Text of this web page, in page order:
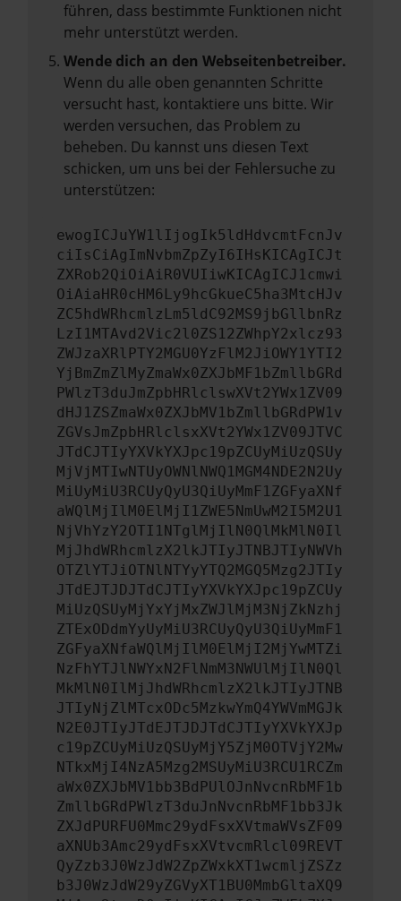
führen, dass bestimmte Funktionen nicht
mehr unterstützt werden.
Wende dich an den Webseitenbetreiber.
Wenn du alle oben genannten Schritte
versucht hast, kontaktiere uns bitte. Wir
werden versuchen, das Problem zu
beheben. Du kannst uns diesen Text
schicken, um uns bei der Fehlersuche zu
unterstützen:
ewogICJuYW1lIjogIk5ldHdvcmtFcnJv
ciIsCiAgImNvbmZpZyI6IHsKICAgICJt
ZXRob2QiOiAiR0VUIiwKICAgICJ1cmwi
OiAiaHR0cHM6Ly9hcGkueC5ha3MtcHJv
ZC5hdWRhcmlzLm5ldC92MS9jbGllbnRz
LzI1MTAvd2Vic2l0ZS12ZWhpY2xlcz93
ZWJzaXRlPTY2MGU0YzFlM2JiOWY1YTI2
YjBmZmZlMyZmaWx0ZXJbMF1bZmllbGRd
PWlzT3duJmZpbHRlclswXVt2YWx1ZV09
dHJ1ZSZmaWx0ZXJbMV1bZmllbGRdPW1v
ZGVsJmZpbHRlclsxXVt2YWx1ZV09JTVC
JTdCJTIyYXVkYXJpc19pZCUyMiUzQSUy
MjVjMTIwNTUyOWNlNWQ1MGM4NDE2N2Uy
MiUyMiU3RCUyQyU3QiUyMmF1ZGFyaXNf
aWQlMjIlM0ElMjI1ZWE5NmUwM2I5M2U1
NjVhYzY2OTI1NTglMjIlN0QlMkMlN0Il
MjJhdWRhcmlzX2lkJTIyJTNBJTIyNWVh
OTZlYTJiOTNlNTYyYTQ2MGQ5Mzg2JTIy
JTdEJTJDJTdCJTIyYXVkYXJpc19pZCUy
MiUzQSUyMjYxYjMxZWJlMjM3NjZkNzhj
ZTExODdmYyUyMiU3RCUyQyU3QiUyMmF1
ZGFyaXNfaWQlMjIlM0ElMjI2MjYwMTZi
NzFhYTJlNWYxN2FlNmM3NWUlMjIlN0Ql
MkMlN0IlMjJhdWRhcmlzX2lkJTIyJTNB
JTIyNjZlMTcxODc5MzkwYmQ4YWVmMGJk
N2E0JTIyJTdEJTJDJTdCJTIyYXVkYXJp
c19pZCUyMiUzQSUyMjY5ZjM0OTVjY2Mw
NTkxMjI4NzA5Mzg2MSUyMiU3RCU1RCZm
aWx0ZXJbMV1bb3BdPUlOJnNvcnRbMF1b
ZmllbGRdPWlzT3duJnNvcnRbMF1bb3Jk
ZXJdPURFU0Mmc29ydFsxXVtmaWVsZF09
aXNUb3Amc29ydFsxXVtvcmRlcl09REVT
QyZzb3J0WzJdW2ZpZWxkXT1wcmljZSZz
b3J0WzJdW29yZGVyXT1BU0MmbGltaXQ9